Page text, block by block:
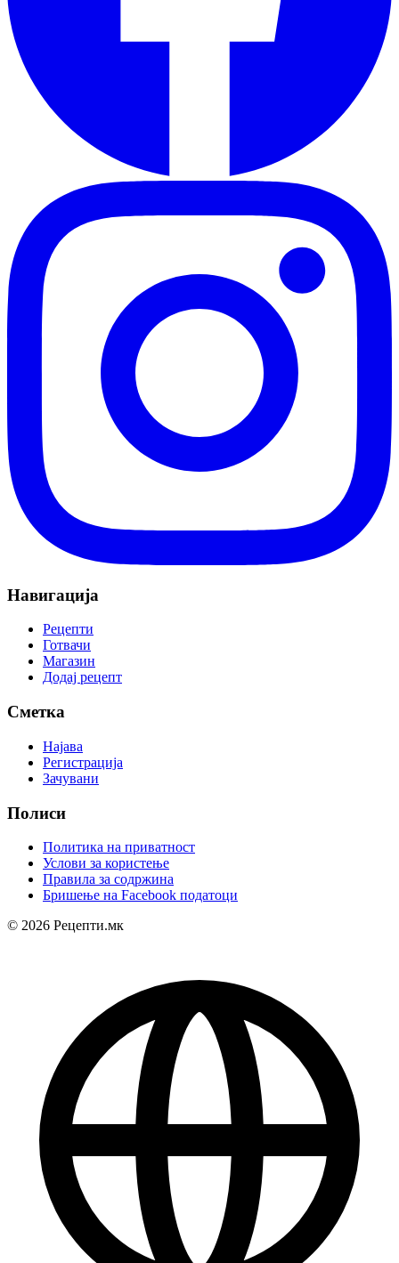
Навигација
Рецепти
Готвачи
Магазин
Додај рецепт
Сметка
Најава
Регистрација
Зачувани
Полиси
Политика на приватност
Услови за користење
Правила за содржина
Бришење на Facebook податоци
© 2026 Рецепти.мк